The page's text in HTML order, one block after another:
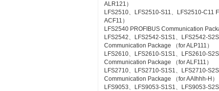
ALR121）
LFS2510、LFS2510-S11、LFS2510-C11
ACF11）
LFS2540 PROFIBUS Communication
LFS2542、LFS2542-S1S1、LFS2542-
Communication Package （for ALP111）
LFS2610、LFS2610-S1S1、LFS2610-
Communication Package （for ALF111）
LFS2710、LFS2710-S1S1、LFS2710-
Communication Package （for AAIhhh-H）
LFS9053、LFS9053-S1S1、LFS9053-